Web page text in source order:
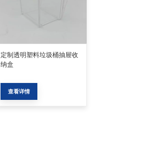
定制透明塑料垃圾桶抽屉收
纳盒
查看详情